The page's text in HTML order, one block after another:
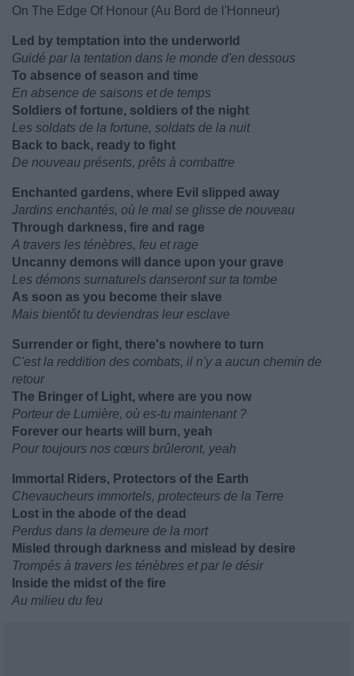
On The Edge Of Honour (Au Bord de l'Honneur)
Led by temptation into the underworld
Guidé par la tentation dans le monde d'en dessous
To absence of season and time
En absence de saisons et de temps
Soldiers of fortune, soldiers of the night
Les soldats de la fortune, soldats de la nuit
Back to back, ready to fight
De nouveau présents, prêts à combattre
Enchanted gardens, where Evil slipped away
Jardins enchantés, où le mal se glisse de nouveau
Through darkness, fire and rage
A travers les ténèbres, feu et rage
Uncanny demons will dance upon your grave
Les démons surnaturels danseront sur ta tombe
As soon as you become their slave
Mais bientôt tu deviendras leur esclave
Surrender or fight, there's nowhere to turn
C'est la reddition des combats, il n'y a aucun chemin de
retour
The Bringer of Light, where are you now
Porteur de Lumière, où es-tu maintenant ?
Forever our hearts will burn, yeah
Pour toujours nos cœurs brûleront, yeah
Immortal Riders, Protectors of the Earth
Chevaucheurs immortels, protecteurs de la Terre
Lost in the abode of the dead
Perdus dans la demeure de la mort
Misled through darkness and mislead by desire
Trompés à travers les ténèbres et par le désir
Inside the midst of the fire
Au milieu du feu